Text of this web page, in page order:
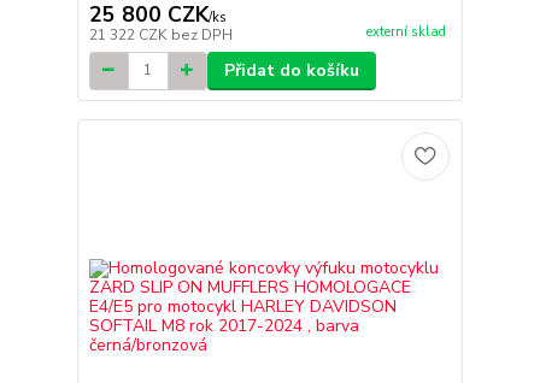
25 800 CZK/ks
21 322 CZK bez DPH externí sklad
Přidat do košíku